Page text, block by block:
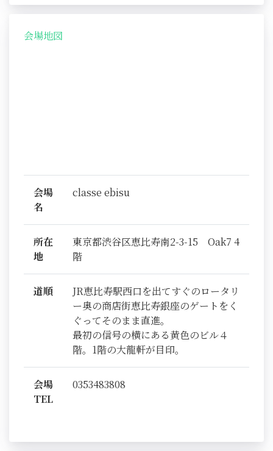
会場地図
会場
名
classe ebisu
所在
地
東京都渋谷区恵比寿南2-3-15 Oak7 4
階
道順
JR恵比寿駅西口を出てすぐのロータリ
ー奥の商店街恵比寿銀座のゲートをく
ぐってそのまま直進。
最初の信号の横にある黄色のビル４
階。1階の大龍軒が目印。
会場
TEL
0353483808